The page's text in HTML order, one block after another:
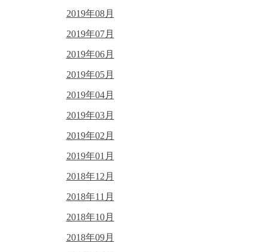
2019年08月
2019年07月
2019年06月
2019年05月
2019年04月
2019年03月
2019年02月
2019年01月
2018年12月
2018年11月
2018年10月
2018年09月